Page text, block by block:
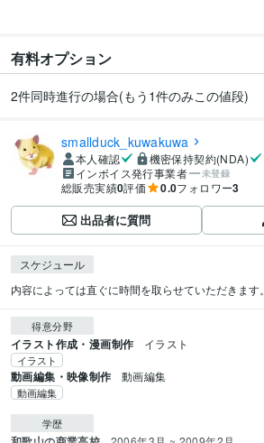
有料オプション
2件同時進行の場合(もう1件のみこの値段)
smallduck_kuwakuwa
本人確認
機密保持契約(NDA)
インボイス発行事業者
未登録
総販売実績0評価 0.0フォロワー3
出品者に質問
スケジュール
内容によっては直ぐに時間を取らせていただきます。
得意分野
イラスト作成・漫画制作 イラスト
イラスト
動画編集・映像制作 動画編集
動画編集
学歴